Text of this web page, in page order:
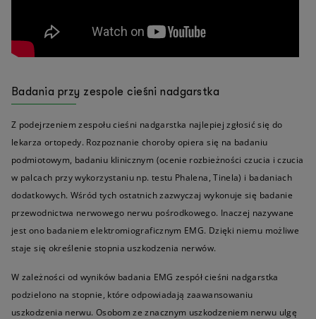
Badania przy zespole cieśni nadgarstka
Z podejrzeniem zespołu cieśni nadgarstka najlepiej zgłosić się do
lekarza ortopedy. Rozpoznanie choroby opiera się na badaniu
podmiotowym, badaniu klinicznym (ocenie rozbieżności czucia i czucia
w palcach przy wykorzystaniu np. testu Phalena, Tinela) i badaniach
dodatkowych. Wśród tych ostatnich zazwyczaj wykonuje się badanie
przewodnictwa nerwowego nerwu pośrodkowego. Inaczej nazywane
jest ono badaniem elektromiograficznym EMG. Dzięki niemu możliwe
staje się określenie stopnia uszkodzenia nerwów.
W zależności od wyników badania EMG zespół cieśni nadgarstka
podzielono na stopnie, które odpowiadają zaawansowaniu
uszkodzenia nerwu. Osobom ze znacznym uszkodzeniem nerwu ulgę